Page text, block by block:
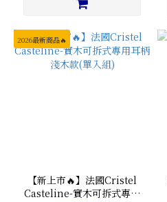
2026最新商品🔥
【新上市🔥】法國Cristel
Casteline-實木可拆式專用